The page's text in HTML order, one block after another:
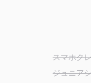
スマホク
ジュニア